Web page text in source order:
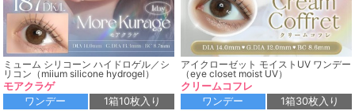
ミューム シリコーン ハイドロゲル／シ
リコン（miium silicone hydrogel）
モアクラゲ
ワンデー
1箱10枚入り
アイクローゼット モイストUV ワンデー
（eye closet moist UV）
クリームコフレ
ワンデー
1箱30枚入り